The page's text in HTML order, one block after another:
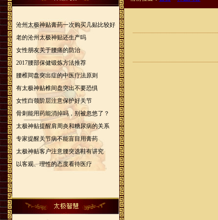
沧州太极神贴膏药一次购买几贴比较好
老的沧州太极神贴还生产吗
女性朋友关于腰痛的防治
2017腰部保健锻炼方法推荐
腰椎间盘突出症的中医疗法原则
有太极神贴椎间盘突出不要恐惧
女性白领阶层注意保护好关节
骨刺能用药能消掉吗，别被忽悠了？
太极神贴提醒肩周炎和糖尿病的关系
专家提醒关节病不能盲目用膏药
太极神贴客户注意腰突选鞋有讲究
以客观、理性的态度看待医疗